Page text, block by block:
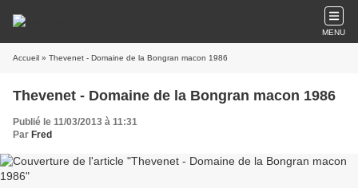
MENU
Accueil » Thevenet - Domaine de la Bongran macon 1986
Thevenet - Domaine de la Bongran macon 1986
Publié le 11/03/2013 à 11:31
Par Fred